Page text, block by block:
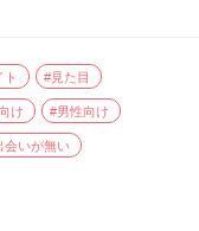
#見た目
け #男性向け
会いが無い